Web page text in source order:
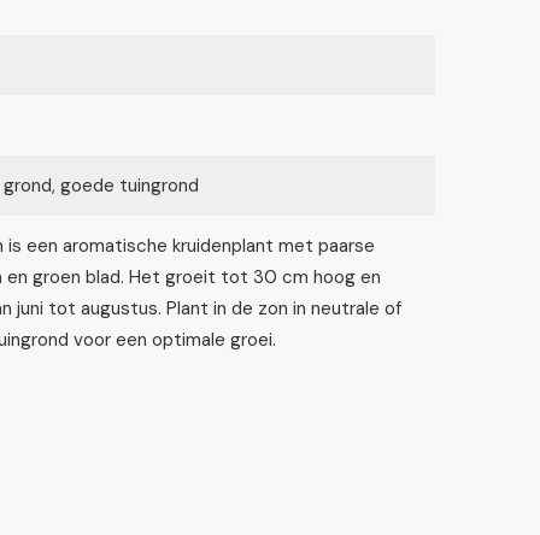
goede tuingrond
is een aromatische kruidenplant met paarse
en groen blad. Het groeit tot 30 cm hoog en
juni tot augustus. Plant in de zon in neutrale of
voor een optimale groei.